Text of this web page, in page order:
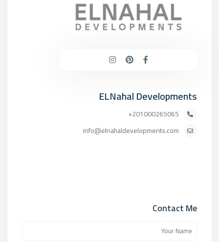
ELNahal Developments
201000265065+
info@elnahaldevelopments.com
Contact Me